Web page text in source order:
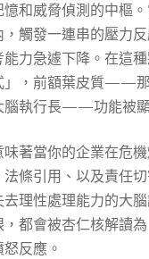
和威脅偵測的中樞
觸發一連串的壓力反
力急遽下降。在這
」，前額葉皮質——那
腦執行長——功能被顯
著當你的企業在危
條引用、以及責任切
理性處理能力的大
都會被杏仁核解讀為
反應。